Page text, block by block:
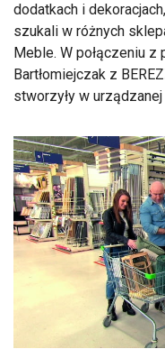
dodatkach i
szukali w różnych
Meble. W połączeniu
Bartłomiejczak z
stworzyły w